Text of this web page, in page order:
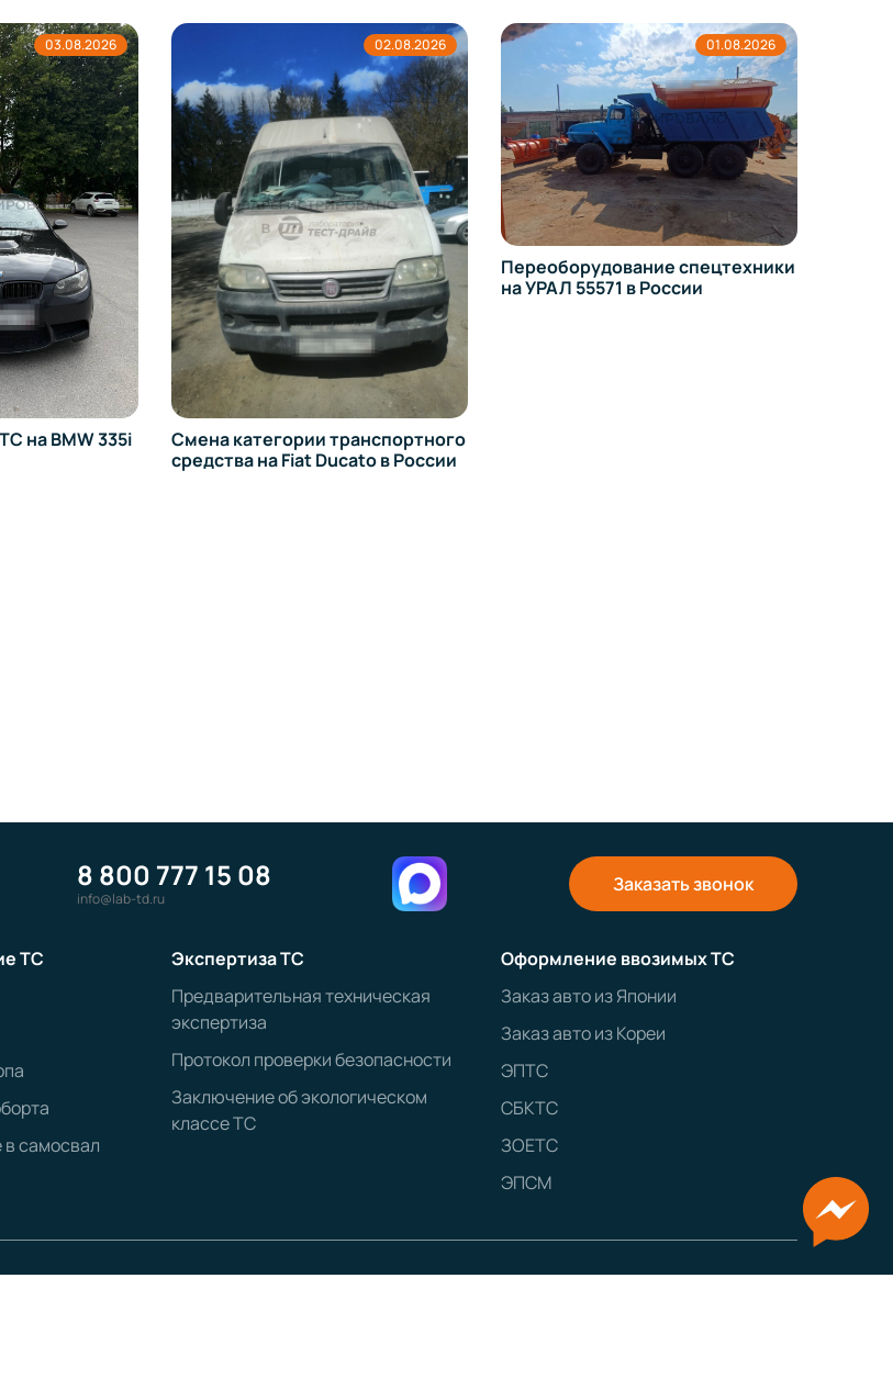
335i
02.08.2026
Смена категории транспортного
средства на Fiat Ducato в России
01.08.2026
Переоборудование спецтехники
на УРАЛ 55571 в России
8 800 777 15 08
info@lab-td.ru
Заказать звонок
ТС
самосвал
Экспертиза ТС
Предварительная техническая
экспертиза
Протокол проверки безопасности
Заключение об экологическом
классе ТС
Оформление ввозимых ТС
Заказ авто из Японии
Заказ авто из Кореи
ЭПТС
СБКТС
ЗОЕТС
ЭПСМ